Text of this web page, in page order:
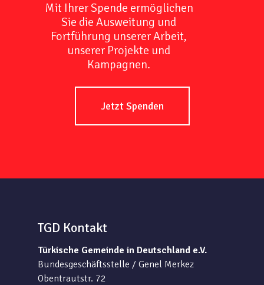
Mit Ihrer Spende ermöglichen
Sie die Ausweitung und
Fortführung unserer Arbeit,
unserer Projekte und
Kampagnen.
Jetzt Spenden
TGD Kontakt
Türkische Gemeinde in Deutschland e.V.
Bundesgeschäftsstelle / Genel Merkez
Obentrautstr. 72